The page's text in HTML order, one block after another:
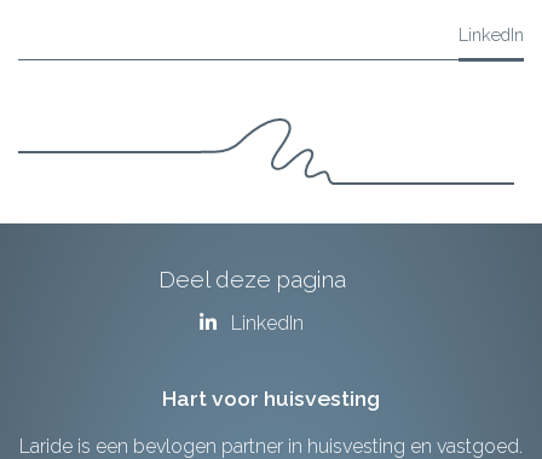
LinkedIn
Deel deze pagina
LinkedIn
Hart voor huisvesting
Laride is een bevlogen partner in huisvesting en vastgoed.